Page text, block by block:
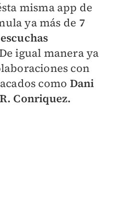
misma app de
ya más de 7
igual manera ya
con
como Dani
Conriquez.